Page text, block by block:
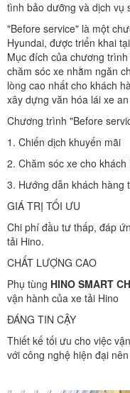
tình bảo dưỡng và dịch vụ
"Before service" là một
Hyundai, được triển khai
Mục đích của chương
chăm sóc xe nhằm ngăn
lòng cao nhất cho khách
xây dựng văn hóa lái xe
Chương trình "Before
1. Chiến dịch khuyến mãi
2. Chăm sóc xe cho
3. Hướng dẫn khách hàng
GIÁ TRỊ TỐI ƯU
Chi phí đầu tư thấp, đáp
tải Hino.
CHẤT LƯỢNG CAO
Phụ tùng HINO SMART
vận hành của xe tải Hino
ĐÁNG TIN CẬY
Thiết kế tối ưu cho việc
với công nghệ hiện đại